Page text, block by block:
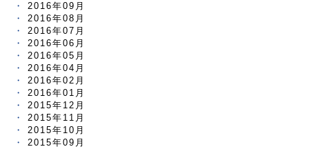
2016年09月
2016年08月
2016年07月
2016年06月
2016年05月
2016年04月
2016年02月
2016年01月
2015年12月
2015年11月
2015年10月
2015年09月